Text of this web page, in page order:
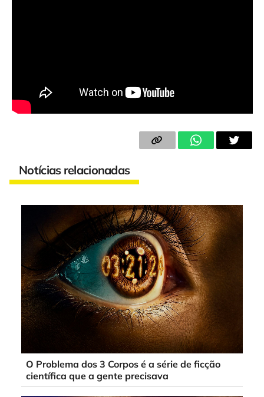
Notícias relacionadas
O Problema dos 3 Corpos é a série de ficção
científica que a gente precisava